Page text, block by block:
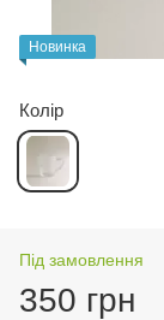
Новинка
Колір
Під замовлення
350 грн